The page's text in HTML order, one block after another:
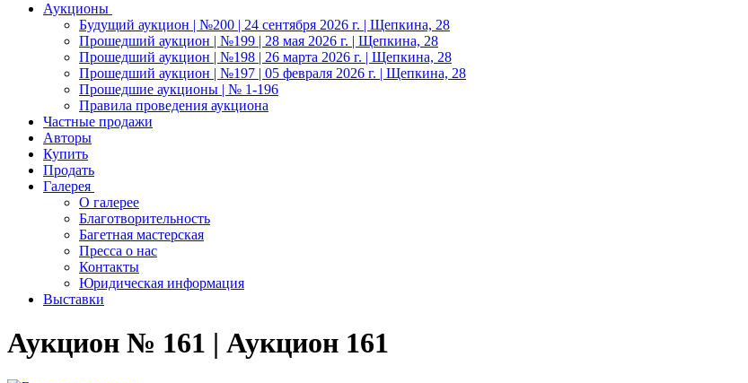
Аукционы
Будущий аукцион | №200 | 24 сентября 2026 г. | Щепкина, 28
Прошедший аукцион | №199 | 28 мая 2026 г. | Щепкина, 28
Прошедший аукцион | №198 | 26 марта 2026 г. | Щепкина, 28
Прошедший аукцион | №197 | 05 февраля 2026 г. | Щепкина, 28
Прошедшие аукционы | № 1-196
Правила проведения аукциона
Частные продажи
Авторы
Купить
Продать
Галерея
О галерее
Благотворительность
Багетная мастерская
Пресса о нас
Контакты
Юридическая информация
Выставки
Аукцион № 161 | Аукцион 161